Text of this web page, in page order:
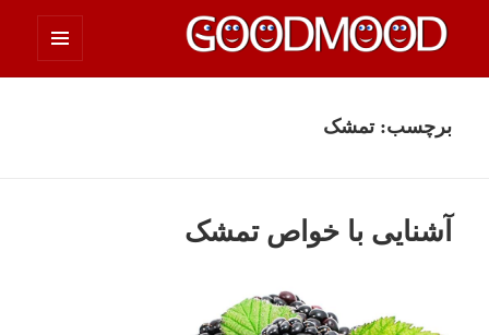
چیزای خووب مووب
برچسب:تمشک
آشنایی با خواص تمشک